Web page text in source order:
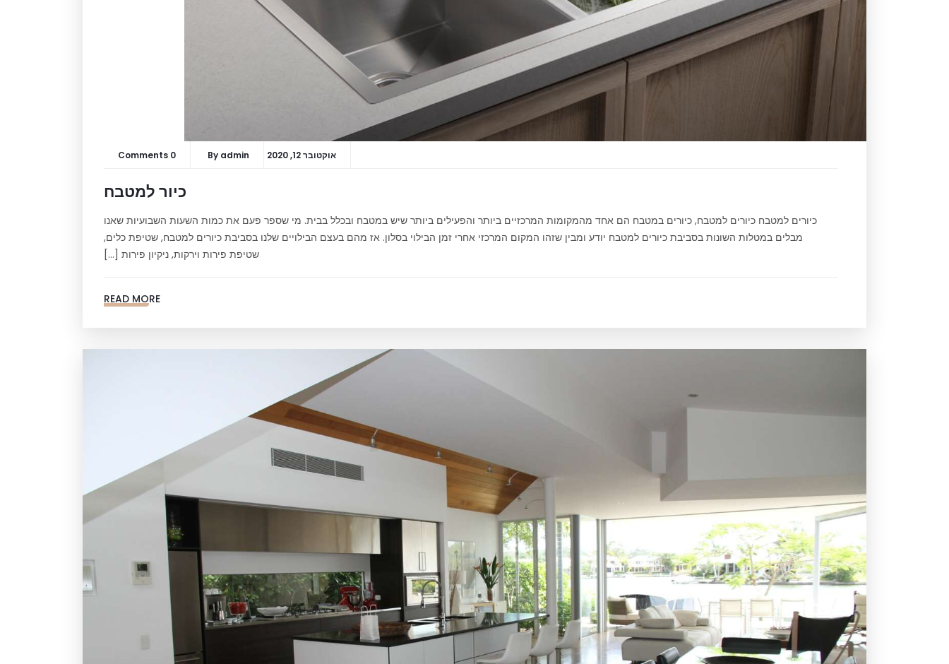
אוקטובר 12, 2020 By admin
0 Comments
כיור למטבח
כיורים למטבח כיורים למטבח, כיורים במטבח הם אחד מהמקומות המרכזיים ביותר והפעילים ביותר שיש במטבח ובכלל בבית. מי שספר פעם את כמות השעות השבועיות שאנו
מבלים במטלות השונות בסביבת כיורים למטבח יודע ומבין שזהו המקום המרכזי אחרי זמן הבילוי בסלון. אז מהם בעצם הבילויים שלנו בסביבת כיורים למטבח, שטיפת כלים,
שטיפת פירות וירקות, ניקיון פירות […]
READ MORE